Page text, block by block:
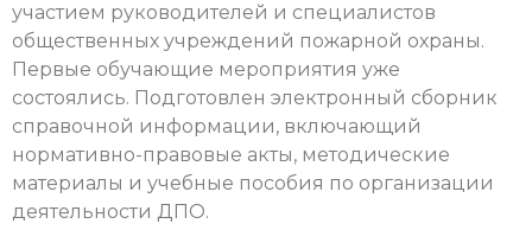
участием руководителей и специалистов
общественных учреждений пожарной охраны.
Первые обучающие мероприятия уже
состоялись. Подготовлен электронный сборник
справочной информации, включающий
нормативно-правовые акты, методические
материалы и учебные пособия по организации
деятельности ДПО.